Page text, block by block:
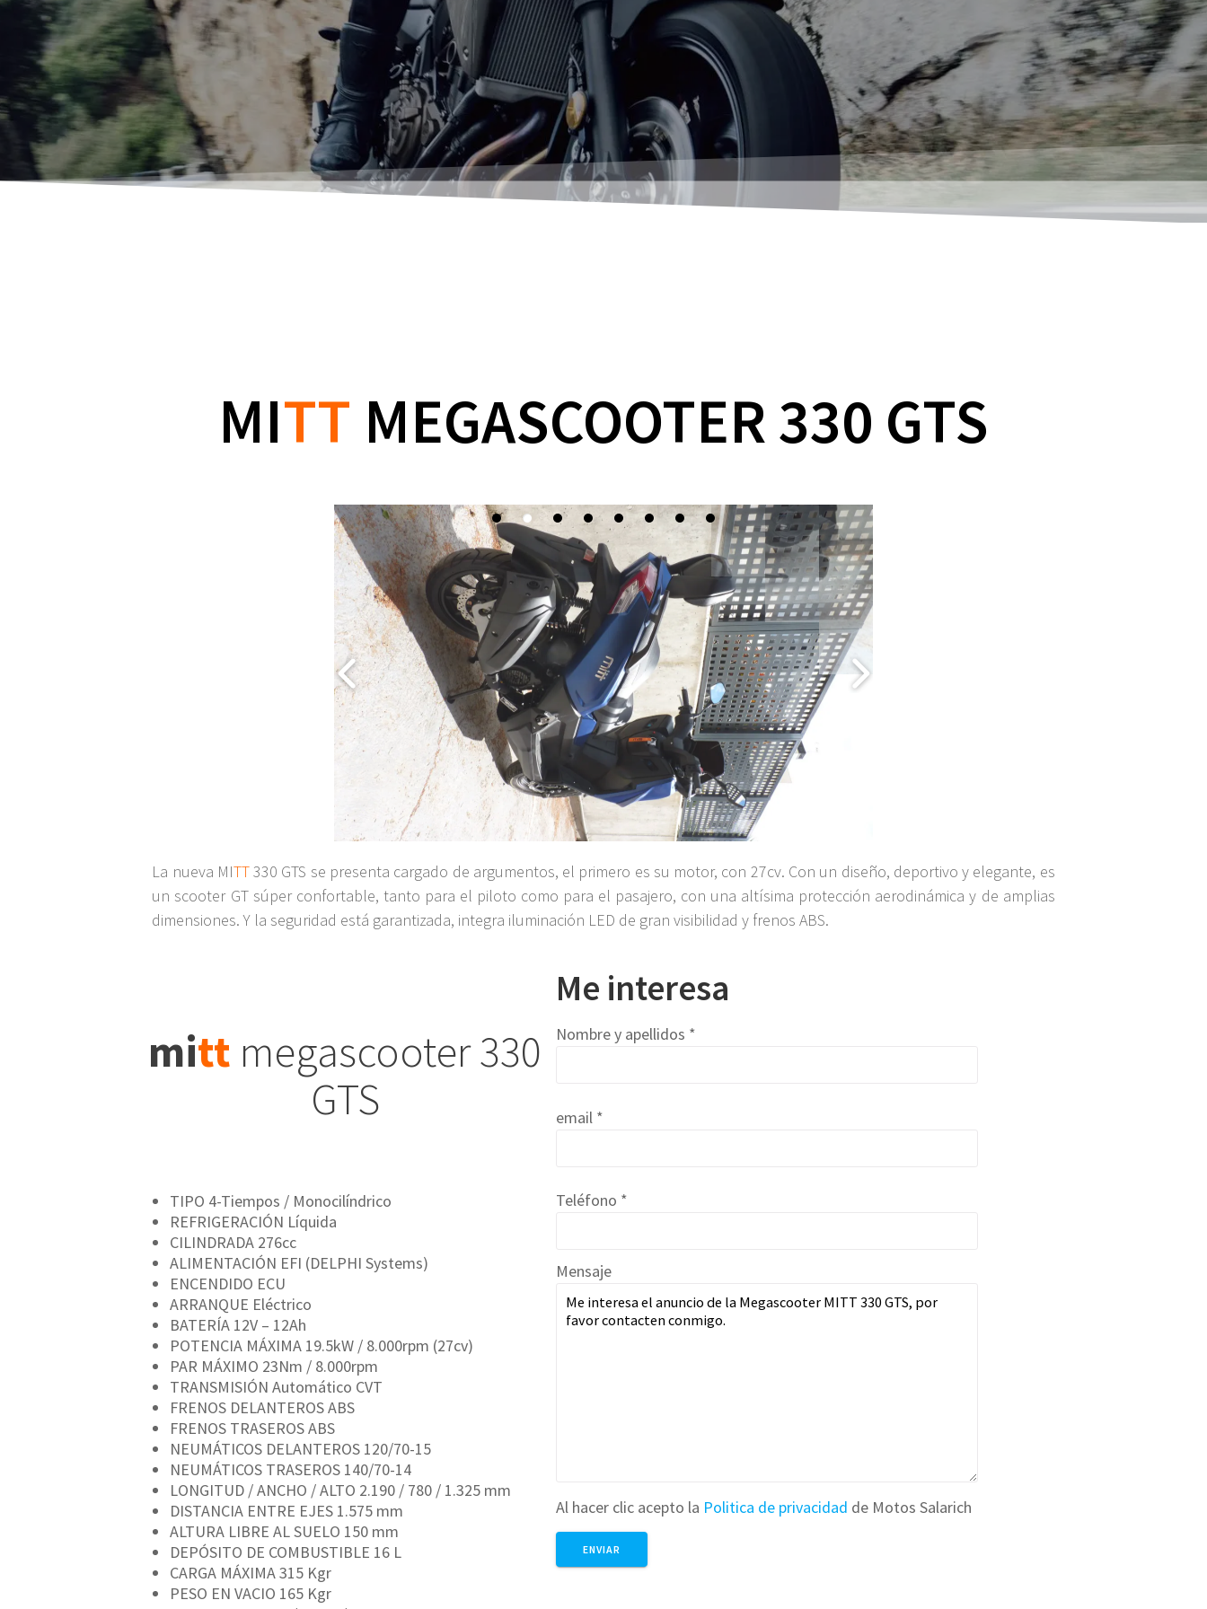
MITT MEGASCOOTER 330 GTS
La nueva MITT330 GTS se presenta cargado de argumentos, el primero es su motor, con 27cv. Con un diseño, deportivo y elegante, es
un scooter GT súper confortable, tanto para el piloto como para el pasajero, con una altísima protección aerodinámica y de amplias
dimensiones. Y la seguridad está garantizada, integra iluminación LED de gran visibilidad y frenos ABS.
mitt megascooter 330
GTS
TIPO 4-Tiempos / Monocilíndrico
REFRIGERACIÓN Líquida
CILINDRADA 276cc
ALIMENTACIÓN EFI (DELPHI Systems)
ENCENDIDO ECU
ARRANQUE Eléctrico
BATERÍA 12V – 12Ah
POTENCIA MÁXIMA 19.5kW / 8.000rpm (27cv)
PAR MÁXIMO 23Nm / 8.000rpm
TRANSMISIÓN Automático CVT
FRENOS DELANTEROS ABS
FRENOS TRASEROS ABS
NEUMÁTICOS DELANTEROS 120/70-15
NEUMÁTICOS TRASEROS 140/70-14
LONGITUD / ANCHO / ALTO 2.190 / 780 / 1.325 mm
DISTANCIA ENTRE EJES 1.575 mm
ALTURA LIBRE AL SUELO 150 mm
DEPÓSITO DE COMBUSTIBLE 16 L
CARGA MÁXIMA 315 Kgr
PESO EN VACIO 165 Kgr
Me interesa
Nombre y apellidos *
email *
Teléfono *
Mensaje
Al hacer clic acepto la Politica de privacidad de Motos Salarich